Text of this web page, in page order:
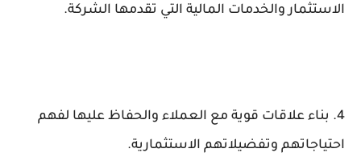
الاستثمار والخدمات المالية التي تقدمها الشركة.
4. بناء علاقات قوية مع العملاء والحفاظ عليها لفهم
احتياجاتهم وتفضيلاتهم الاستثمارية.